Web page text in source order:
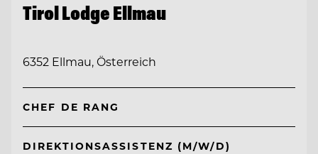
Tirol Lodge Ellmau
6352 Ellmau, Österreich
CHEF DE RANG
DIREKTIONSASSISTENZ (M/W/D)